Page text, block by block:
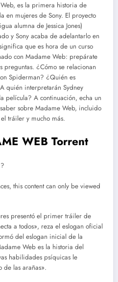
es la primera historia de
en mujeres de Sony. El proyecto
alumna de Jessica Jones)
y Sony acaba de adelantarlo en
que es hora de un curso
con Madame Web: prepárate
preguntas. ¿Cómo se relacionan
Spiderman? ¿Quién es
quién interpretarán Sydney
película? A continuación, echa un
sobre Madame Web, incluido
tráiler y mucho más.
WEB Torrent
this content can only be viewed
presentó el primer tráiler de
a todos», reza el eslogan oficial
del eslogan inicial de la
Web es la historia del
habilidades psíquicas le
las arañas».